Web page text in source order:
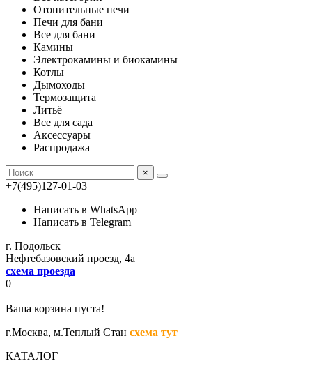
Отопительные печи
Печи для бани
Все для бани
Камины
Электрокамины и биокамины
Котлы
Дымоходы
Термозащита
Литьё
Все для сада
Аксессуары
Распродажа
×
+7(495)127-01-03
Написать в WhatsApp
Написать в Telegram
г. Подольск
Нефтебазовский проезд, 4а
схема проезда
0
Ваша корзина пуста!
г.Москва, м.Теплый Стан схема тут
КАТАЛОГ